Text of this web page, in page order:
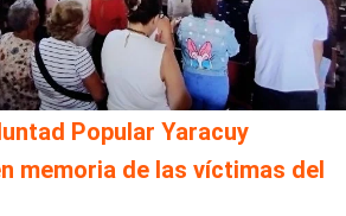
Popular Yaracuy
memoria de las víctimas del